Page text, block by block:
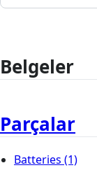
Belgeler
Parçalar
Batteries (1)